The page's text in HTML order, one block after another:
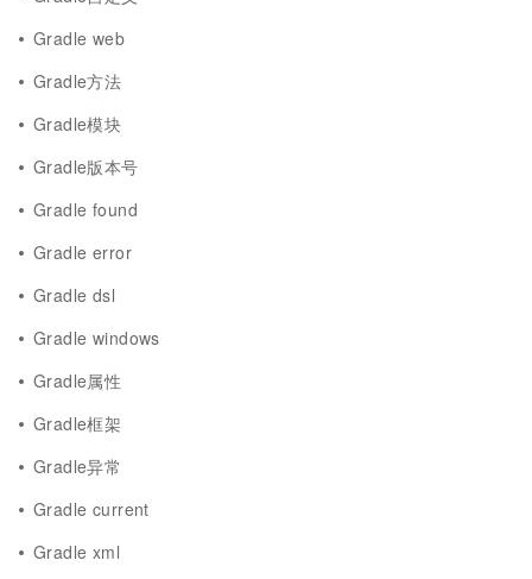
Gradle web
Gradle方法
Gradle模块
Gradle版本号
Gradle found
Gradle error
Gradle dsl
Gradle windows
Gradle属性
Gradle框架
Gradle异常
Gradle current
Gradle xml